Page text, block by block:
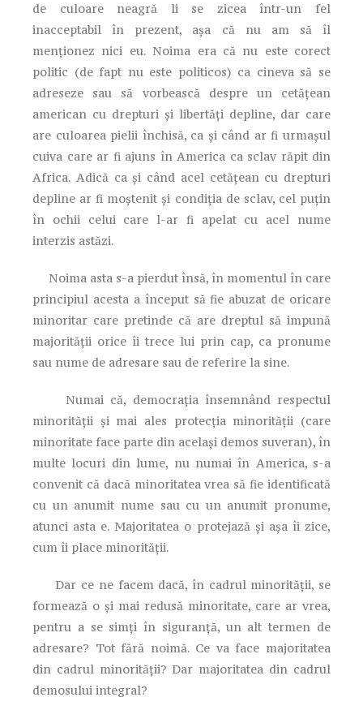
de culoare neagră li se zicea într-un fel
inacceptabil în prezent, așa că nu am să îl
menționez nici eu. Noima era că nu este corect
politic (de fapt nu este politicos) ca cineva să se
adreseze sau să vorbească despre un cetățean
american cu drepturi și libertăți depline, dar care
are culoarea pielii închisă, ca și când ar fi urmașul
cuiva care ar fi ajuns în America ca sclav răpit din
Africa. Adică ca și când acel cetățean cu drepturi
depline ar fi moștenit și condiția de sclav, cel puțin
în ochii celui care l-ar fi apelat cu acel nume
interzis astăzi.
Noima asta s-a pierdut însă, în momentul în care
principiul acesta a început să fie abuzat de oricare
minoritar care pretinde că are dreptul să impună
majorității orice îi trece lui prin cap, ca pronume
sau nume de adresare sau de referire la sine.
Numai că, democrația însemnând respectul
minorității și mai ales protecția minorității (care
minoritate face parte din același demos suveran), în
multe locuri din lume, nu numai în America, s-a
convenit că dacă minoritatea vrea să fie identificată
cu un anumit nume sau cu un anumit pronume,
atunci asta e. Majoritatea o protejază și așa îi zice,
cum îi place minorității.
Dar ce ne facem dacă, în cadrul minorității, se
formează o și mai redusă minoritate, care ar vrea,
pentru a se simți în siguranță, un alt termen de
adresare? Tot fără noimă. Ce va face majoritatea
din cadrul minorității? Dar majoritatea din cadrul
demosului integral?